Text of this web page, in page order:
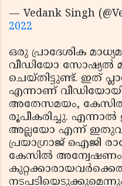
— Vedank Singh
2022
ഒരു പ്രാദേശിക
വീഡിയോ സോഷ്യല്‍
ചെയ്തിട്ടുണ്ട്. ഇത്
എന്നാണ്
അതേസമയം,
രൂപീകരിച്ചു.
അല്ലയോ എന്ന് ഇതുവരെ
പ്രയാഗ്രാജ് ഐജി
കേസില്‍